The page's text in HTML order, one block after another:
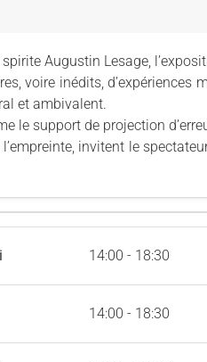
Augustin Lesage,
voire inédits, d’expériences
et ambivalent.
le support de projection
invitent le
14:00 - 18:30
14:00 - 18:30